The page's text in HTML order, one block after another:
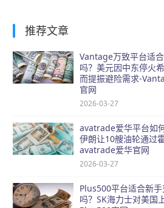
推荐文章
Vantage万致平台适
吗？美元因中东停火
而提振避险需求-
官网
2026-03-27
avatrade爱华平台如
伊朗让10艘油轮通过
avatrade爱华官网
2026-03-27
Plus500平台适合新手
吗？SK海力士对美国